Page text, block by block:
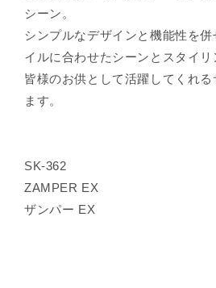
シーン。
シンプルなデザインと機能性を
イルに合わせたシーンとスタイ
皆様のお供として活躍してくれ
ます。
SK-362
ZAMPER EX
ザンパー EX